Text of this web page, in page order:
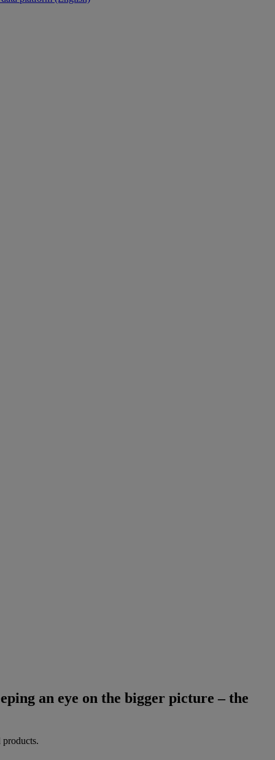
an eye on the bigger picture – the
products.